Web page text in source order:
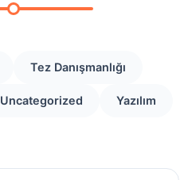
Tez Danışmanlığı
Uncategorized Yazılım